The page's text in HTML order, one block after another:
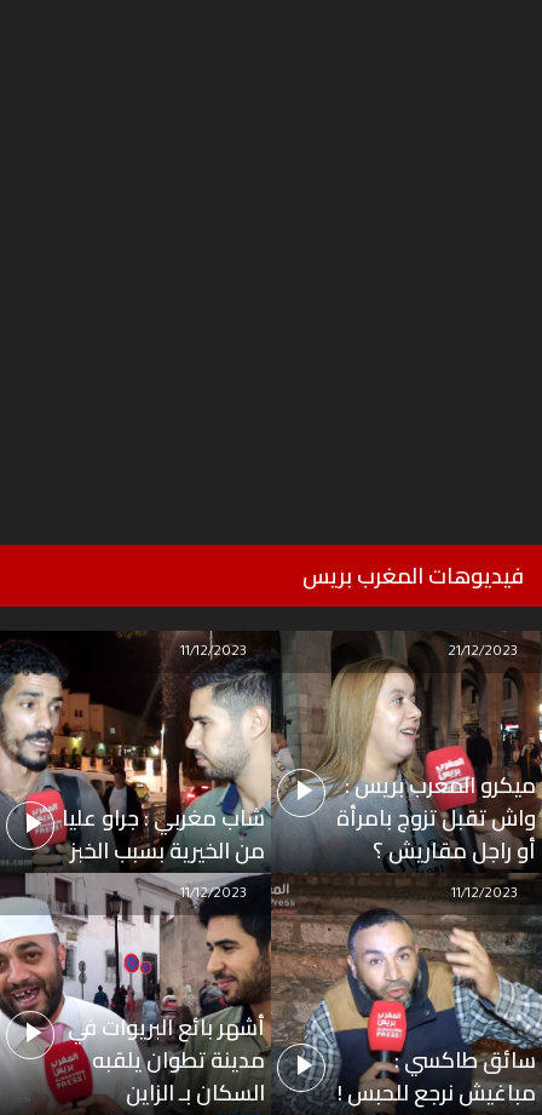
فيديوهات المغرب بريس
ميكرو المغرب بريس :
واش تقبل تزوج بامرأة
أو راجل مقاريش ؟
21/12/2023
شاب مغربي : جراو عليا
من الخيرية بسبب الخبز
11/12/2023
سائق طاكسي :
مباغيش نرجع للحبس !
11/12/2023
أشهر بائع البريوات في
مدينة تطوان يلقبه
السكان بـ الزاين
11/12/2023